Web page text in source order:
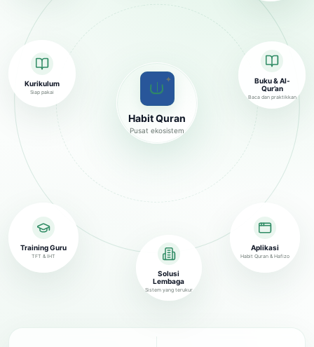
✦
Habit Quran
Pusat ekosistem
Buku & Al-
Qur’an
Baca dan praktikkan
Training Guru
TFT & IHT
Solusi
Lembaga
Sistem yang terukur
Kurikulum
Siap pakai
Aplikasi
Habit Quran & Hafizo